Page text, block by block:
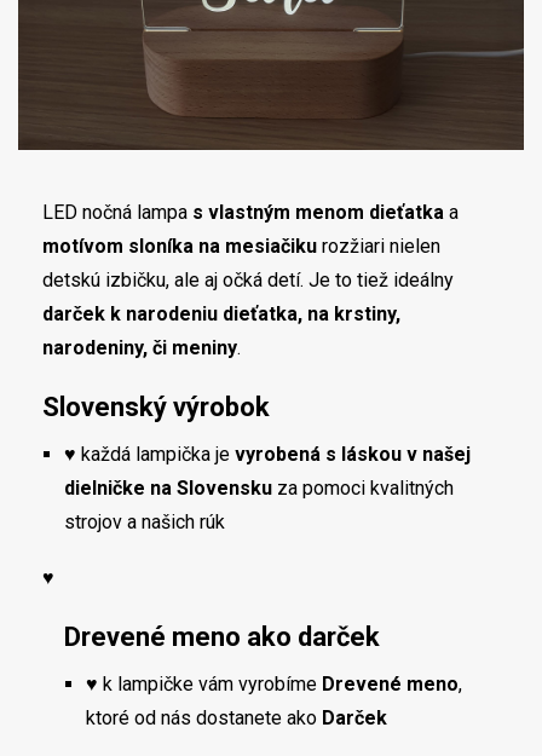
LED nočná lampa s vlastným menom dieťatka a
motívom sloníka na mesiačiku rozžiari nielen
detskú izbičku, ale aj očká detí. Je to tiež ideálny
darček k narodeniu dieťatka, na krstiny,
narodeniny, či meniny.
Slovenský výrobok
♥ každá lampička je vyrobená s láskou v našej
dielničke na Slovensku za pomoci kvalitných
strojov a našich rúk
♥
Drevené meno ako darček
♥ k lampičke vám vyrobíme Drevené meno,
ktoré od nás dostanete ako Darček